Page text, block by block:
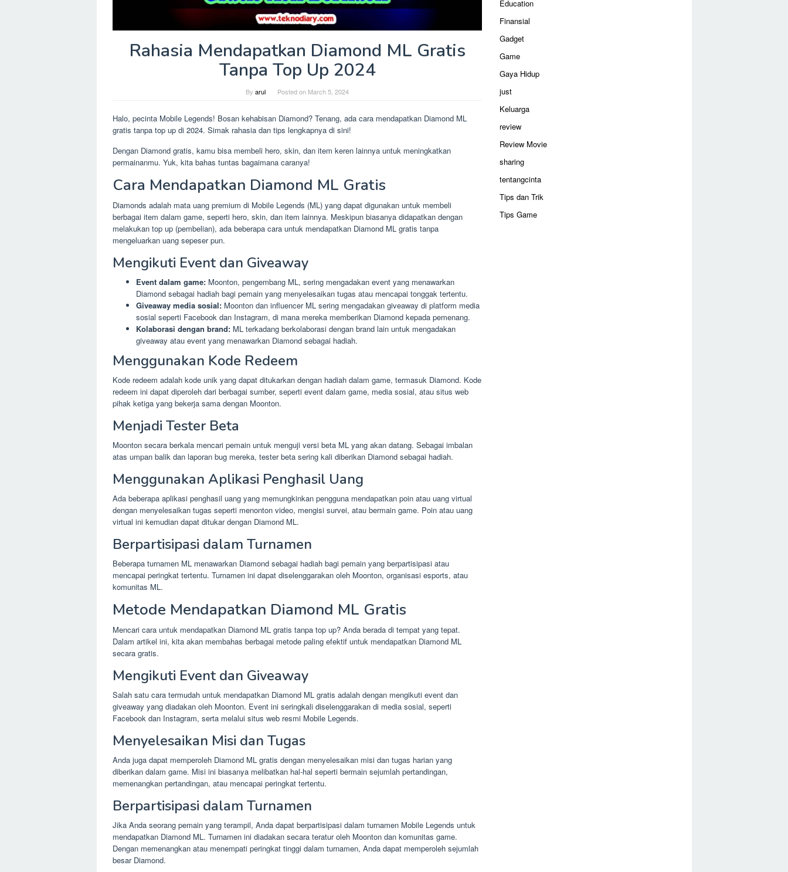
Rahasia Mendapatkan Diamond ML Gratis
Tanpa Top Up 2024
By arul Posted on March 5, 2024
Halo, pecinta Mobile Legends! Bosan kehabisan Diamond? Tenang, ada cara mendapatkan Diamond ML
gratis tanpa top up di 2024. Simak rahasia dan tips lengkapnya di sini!
Dengan Diamond gratis, kamu bisa membeli hero, skin, dan item keren lainnya untuk meningkatkan
permainanmu. Yuk, kita bahas tuntas bagaimana caranya!
Cara Mendapatkan Diamond ML Gratis
Diamonds adalah mata uang premium di Mobile Legends (ML) yang dapat digunakan untuk membeli
berbagai item dalam game, seperti hero, skin, dan item lainnya. Meskipun biasanya didapatkan dengan
melakukan top up (pembelian), ada beberapa cara untuk mendapatkan Diamond ML gratis tanpa
mengeluarkan uang sepeser pun.
Mengikuti Event dan Giveaway
Event dalam game: Moonton, pengembang ML, sering mengadakan event yang menawarkan
Diamond sebagai hadiah bagi pemain yang menyelesaikan tugas atau mencapai tonggak tertentu.
Giveaway media sosial: Moonton dan influencer ML sering mengadakan giveaway di platform media
sosial seperti Facebook dan Instagram, di mana mereka memberikan Diamond kepada pemenang.
Kolaborasi dengan brand: ML terkadang berkolaborasi dengan brand lain untuk mengadakan
giveaway atau event yang menawarkan Diamond sebagai hadiah.
Menggunakan Kode Redeem
Kode redeem adalah kode unik yang dapat ditukarkan dengan hadiah dalam game, termasuk Diamond. Kode
redeem ini dapat diperoleh dari berbagai sumber, seperti event dalam game, media sosial, atau situs web
pihak ketiga yang bekerja sama dengan Moonton.
Menjadi Tester Beta
Moonton secara berkala mencari pemain untuk menguji versi beta ML yang akan datang. Sebagai imbalan
atas umpan balik dan laporan bug mereka, tester beta sering kali diberikan Diamond sebagai hadiah.
Menggunakan Aplikasi Penghasil Uang
Ada beberapa aplikasi penghasil uang yang memungkinkan pengguna mendapatkan poin atau uang virtual
dengan menyelesaikan tugas seperti menonton video, mengisi survei, atau bermain game. Poin atau uang
virtual ini kemudian dapat ditukar dengan Diamond ML.
Berpartisipasi dalam Turnamen
Beberapa turnamen ML menawarkan Diamond sebagai hadiah bagi pemain yang berpartisipasi atau
mencapai peringkat tertentu. Turnamen ini dapat diselenggarakan oleh Moonton, organisasi esports, atau
komunitas ML.
Metode Mendapatkan Diamond ML Gratis
Mencari cara untuk mendapatkan Diamond ML gratis tanpa top up? Anda berada di tempat yang tepat.
Dalam artikel ini, kita akan membahas berbagai metode paling efektif untuk mendapatkan Diamond ML
secara gratis.
Mengikuti Event dan Giveaway
Salah satu cara termudah untuk mendapatkan Diamond ML gratis adalah dengan mengikuti event dan
giveaway yang diadakan oleh Moonton. Event ini seringkali diselenggarakan di media sosial, seperti
Facebook dan Instagram, serta melalui situs web resmi Mobile Legends.
Menyelesaikan Misi dan Tugas
Anda juga dapat memperoleh Diamond ML gratis dengan menyelesaikan misi dan tugas harian yang
diberikan dalam game. Misi ini biasanya melibatkan hal-hal seperti bermain sejumlah pertandingan,
memenangkan pertandingan, atau mencapai peringkat tertentu.
Berpartisipasi dalam Turnamen
Jika Anda seorang pemain yang terampil, Anda dapat berpartisipasi dalam turnamen Mobile Legends untuk
mendapatkan Diamond ML. Turnamen ini diadakan secara teratur oleh Moonton dan komunitas game.
Dengan memenangkan atau menempati peringkat tinggi dalam turnamen, Anda dapat memperoleh sejumlah
besar Diamond.
Education
Finansial
Gadget
Game
Gaya Hidup
just
Keluarga
review
Review Movie
sharing
tentangcinta
Tips dan Trik
Tips Game